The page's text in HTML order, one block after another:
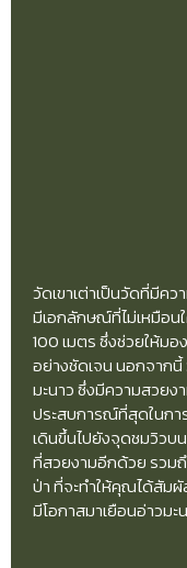
วัดเขาเต่าเป็นวัดที่มีค
มีเอกลักษณ์ที่ไม่เหมือน
100 เมตร ซึ่งช่วยให้มอ
อย่างชัดเจน นอกจาก
มะนาว ซึ่งมีความสวยง
ประสบการณ์ที่สุดในก
เดินขึ้นไปยังจุดชมวิวบ
ที่สวยงามอีกด้วย รวม
ป่า ที่จะทำให้คุณได้สัม
มีโอกาสมาเยือนอ่าวมะ